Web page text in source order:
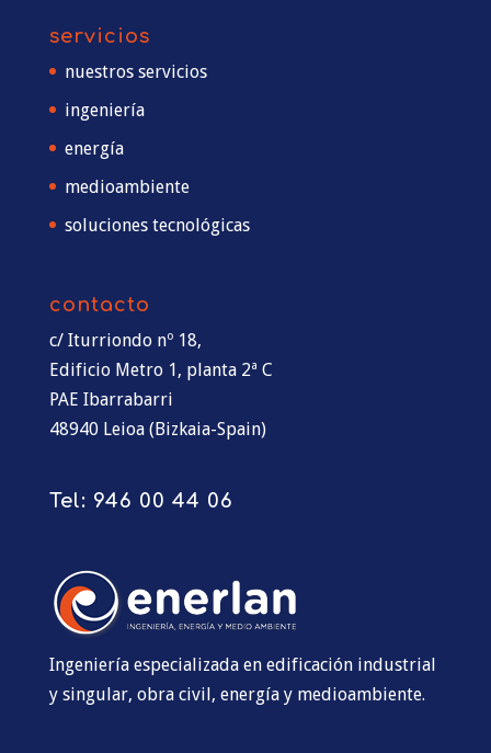
servicios
nuestros servicios
ingeniería
energía
medioambiente
soluciones tecnológicas
contacto
c/ Iturriondo nº 18,
Edificio Metro 1, planta 2ª C
PAE Ibarrabarri
48940 Leioa (Bizkaia-Spain)
Tel: 946 00 44 06
Ingeniería especializada en edificación industrial
y singular, obra civil, energía y medioambiente.